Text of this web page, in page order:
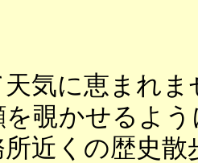
気に恵まれ
覗かせるよ
近くの歴史散